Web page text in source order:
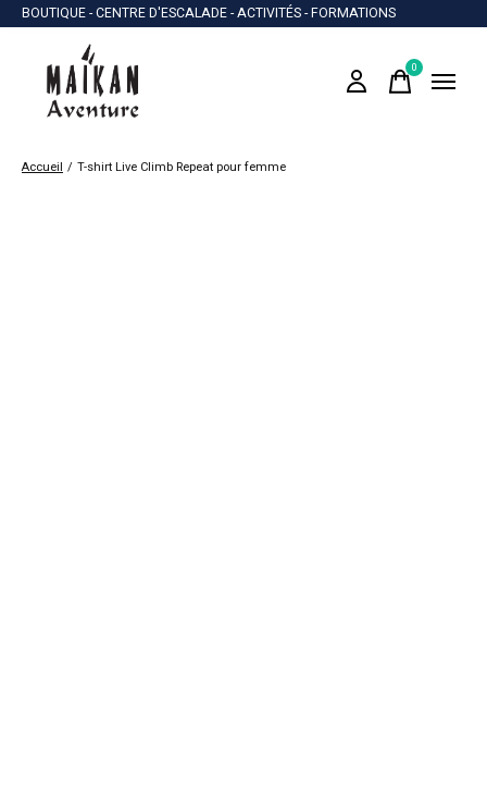
BOUTIQUE - CENTRE D'ESCALADE - ACTIVITÉS - FORMATIONS
0items
Accueil / T-shirt Live Climb Repeat pour femme